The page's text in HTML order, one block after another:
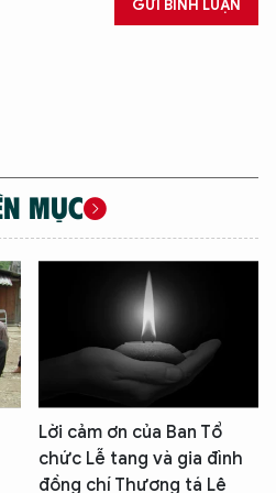
GỬI BÌNH LUẬN
MỤC
Lời cảm ơn của Ban Tổ
chức Lễ tang và gia đình
đồng chí Thượng tá Lê
CỦA
điều gì bạn cần biết về
Tôi sẵn sàng hỗ trợ!